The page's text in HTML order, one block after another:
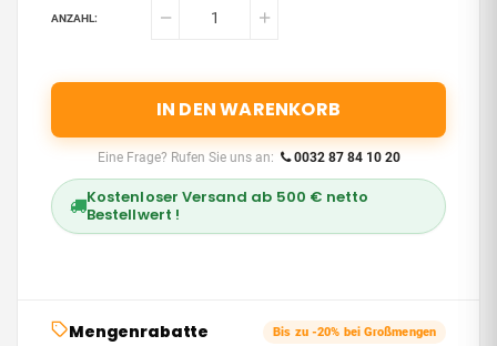
ANZAHL:
IN DEN WARENKORB
Eine Frage? Rufen Sie uns an: 0032 87 84 10 20
Kostenloser Versand ab 500 € netto
Bestellwert !
Mengenrabatte Bis zu -20% bei Großmengen